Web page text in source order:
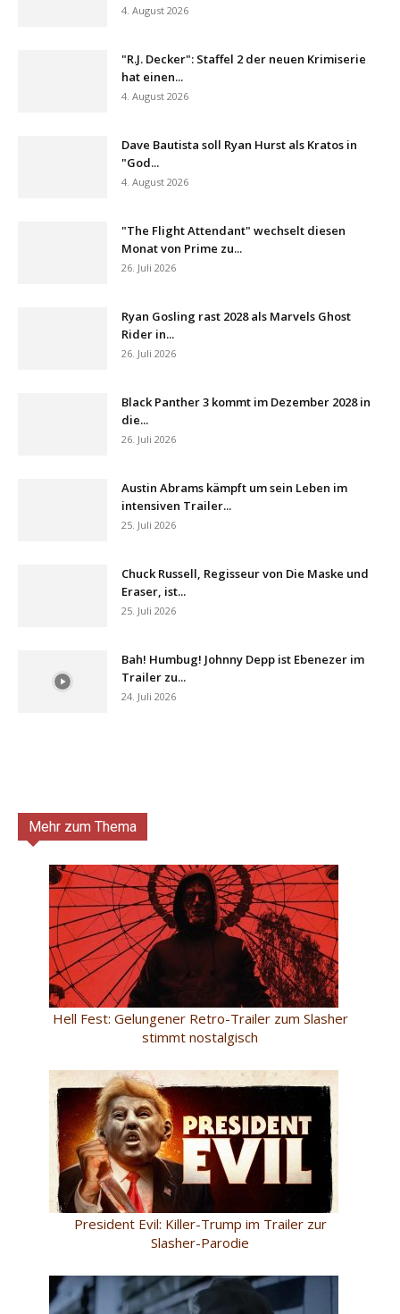
4. August 2026
"R.J. Decker": Staffel 2 der neuen Krimiserie
hat einen...
4. August 2026
Dave Bautista soll Ryan Hurst als Kratos in
"God...
4. August 2026
"The Flight Attendant" wechselt diesen
Monat von Prime zu...
26. Juli 2026
Ryan Gosling rast 2028 als Marvels Ghost
Rider in...
26. Juli 2026
Black Panther 3 kommt im Dezember 2028 in
die...
26. Juli 2026
Austin Abrams kämpft um sein Leben im
intensiven Trailer...
25. Juli 2026
Chuck Russell, Regisseur von Die Maske und
Eraser, ist...
25. Juli 2026
Bah! Humbug! Johnny Depp ist Ebenezer im
Trailer zu...
24. Juli 2026
Mehr zum Thema
Hell Fest: Gelungener Retro-Trailer zum Slasher
stimmt nostalgisch
President Evil: Killer-Trump im Trailer zur
Slasher-Parodie